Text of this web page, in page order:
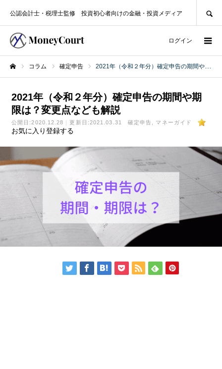
公認会計士・税理士監修 投資初心者向けの金融・投資メディア
ログイン
コラム 確定申告 2021年（令和２年分）確定申告の期間や期限は？変更点なども解説
2021年（令和２年分）確定申告の期間や期
限は？変更点なども解説
公開日:2020.12.28 更新日:2021.03.31 確定申告 マネーガイド
お気に入り登録する